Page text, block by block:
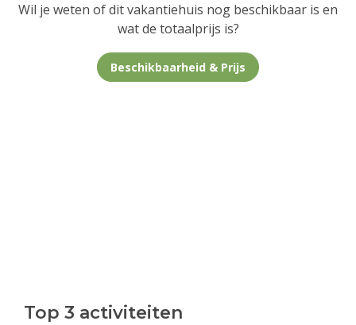
Wil je weten of dit vakantiehuis nog beschikbaar is en
wat de totaalprijs is?
Beschikbaarheid & Prijs
Top 3 activiteiten